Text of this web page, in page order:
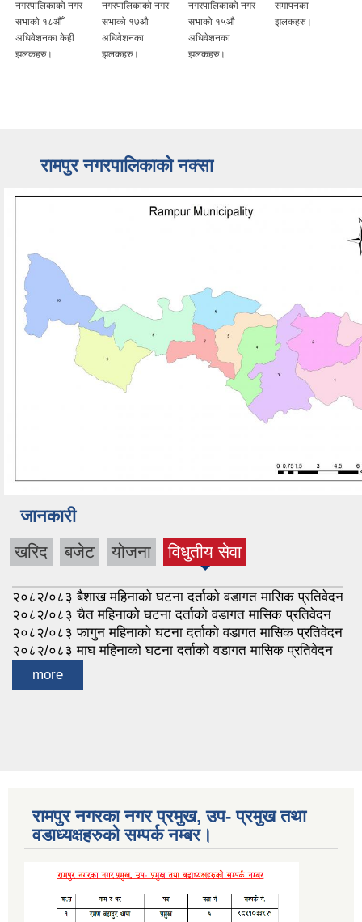
नगरपालिकाको नगर
सभाको १८औँ
अधिवेशनका केही
झलकहरु।
नगरपालिकाको नगर
सभाको १७औ
अधिवेशनका
झलकहरु।
नगरपालिकाको नगर
सभाको १५औ
अधिवेशनका
झलकहरु।
समापनका
झलकहरु।
रामपुर नगरपालिकाकाे नक्सा
जानकारी
खरिद बजेट योजना विधुतीय सेवा
२०८२/०८३ बैशाख महिनाको घटना दर्ताको वडागत मासिक प्रतिवेदन
२०८२/०८३ चैत महिनाको घटना दर्ताको वडागत मासिक प्रतिवेदन
२०८२/०८३ फागुन महिनाको घटना दर्ताको वडागत मासिक प्रतिवेदन
२०८२/०८३ माघ महिनाको घटना दर्ताको वडागत मासिक प्रतिवेदन
more
रामपुर नगरका नगर प्रमुख, उप- प्रमुख तथा
वडाध्यक्षहरुको सम्पर्क नम्बर।